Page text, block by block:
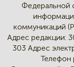
Федеральной
коммуникаций
Адрес редакции:
303 Адрес
Телефон